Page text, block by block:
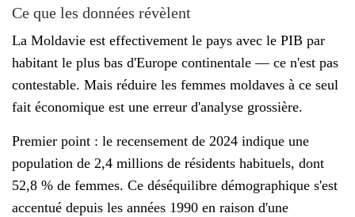
Ce que les données révèlent
La Moldavie est effectivement le pays avec le PIB par
habitant le plus bas d'Europe continentale — ce n'est pas
contestable. Mais réduire les femmes moldaves à ce seul
fait économique est une erreur d'analyse grossière.
Premier point : le recensement de 2024 indique une
population de 2,4 millions de résidents habituels, dont
52,8 % de femmes. Ce déséquilibre démographique s'est
accentué depuis les années 1990 en raison d'une